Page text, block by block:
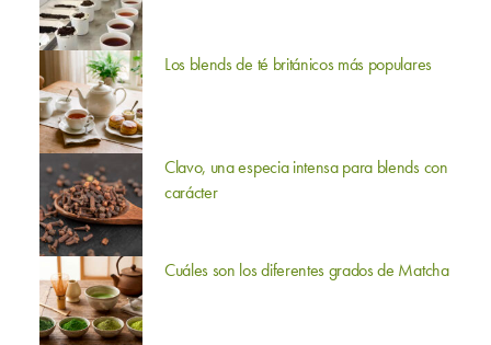
Los blends de té británicos más populares
Clavo, una especia intensa para blends con
carácter
Cuáles son los diferentes grados de Matcha